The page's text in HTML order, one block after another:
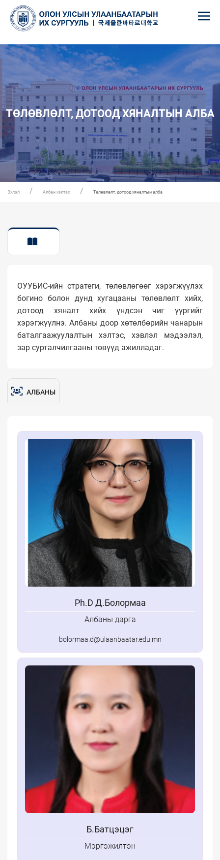
ТӨЛӨВЛӨЛТ, ДОТООД ХЯНАЛТЫН АЛБА
Эхлэл Албан хэлтэс Төлөвлөлт, дотоод хяналтын алба
ОУУБИС-ийн стратеги, төлөвлөгөөг хэрэгжүүлэх
богино болон дунд хугацааны төлөвлөлт хийх,
дотоод хяналт хийх үндсэн чиг үүргийг
хэрэгжүүлнэ. Албаны доор хөтөлбөрийн чанарын
баталгаажуулалтын хэлтэс, хэвлэл мэдээлэл,
зар сурталчилгааны төвүүд ажилладаг.
АЛБАНЫ
Ph.D Д.Болормаа
Албаны дарга
bolormaa.d@ulaanbaatar.edu.mn
Б.Батцэцэг
Мэргэжилтэн